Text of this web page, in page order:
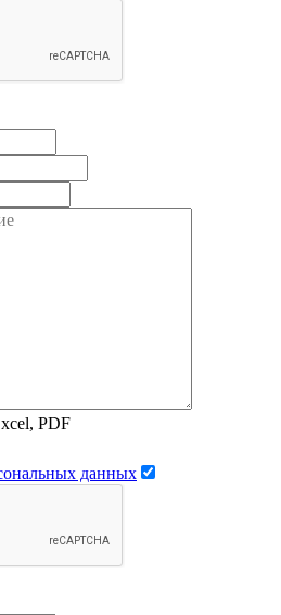
PDF
данных